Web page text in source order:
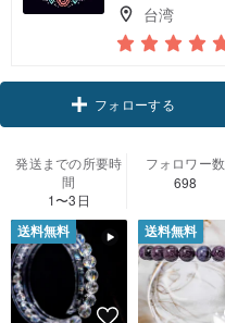
台湾
フォローする
発送までの所要時
間
1〜3日
フォロワー数
698
送料無料 送料無料